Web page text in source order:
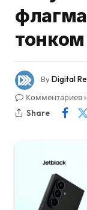
ByDigital
Комментариев
Share